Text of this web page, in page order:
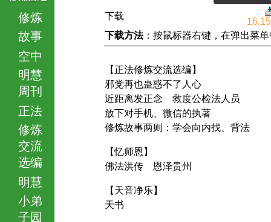
修炼
故事
空中
明慧
周刊
正法
修炼
交流
选编
明慧
小弟
子园
下载
下载方法：按鼠标器右键，在弹出菜
【正法修炼交流选编】
邪党再也蛊惑不了人心
近距离发正念 救度公检法人员
放下对手机、微信的执著
修炼故事两则：学会向内找、背法
【忆师恩】
佛法洪传 恩泽贵州
【天音净乐】
天书